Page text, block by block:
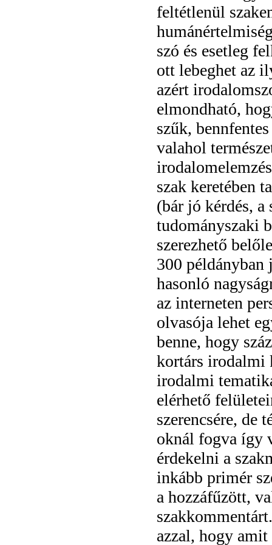
feltétlenül
szó és esetleg
ott lebeghet az
azért
elmondható,
szűk,
valahol
szak keretében
(bár jó kérdés,
tudományszaki
szerezhető
300
hasonló
az interneten
olvasója lehet
benne, hogy
kortárs
irodalmi
elérhető
szerencsére,
oknál fogva így
érdekelni a
inkább primér
a hozzáfűzött,
azzal, hogy amit